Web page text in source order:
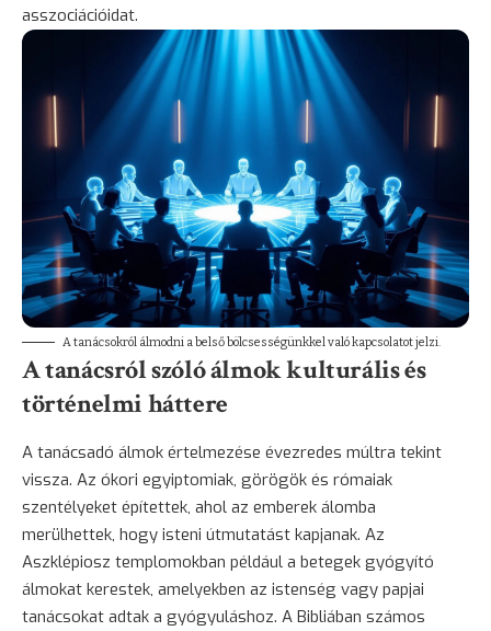
asszociációidat.
A tanácsokról álmodni a belső bölcsességünkkel való kapcsolatot jelzi.
A tanácsról szóló álmok kulturális és
történelmi háttere
A tanácsadó álmok értelmezése évezredes múltra tekint
vissza. Az ókori egyiptomiak, görögök és rómaiak
szentélyeket építettek, ahol az emberek álomba
merülhettek, hogy isteni útmutatást kapjanak. Az
Aszklépiosz templomokban például a betegek gyógyító
álmokat kerestek, amelyekben az istenség vagy papjai
tanácsokat adtak a gyógyuláshoz. A Bibliában számos